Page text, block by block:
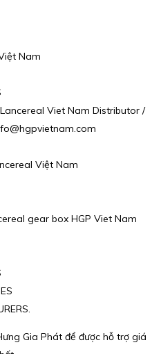
Nam
Lancereal Viet Nam Distributor /
Việt Nam
gear box HGP Viet Nam
Gia Phát để được hỗ trợ giá